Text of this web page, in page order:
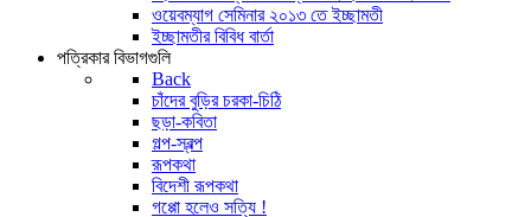
ওয়েবম্যাগ সেমিনার ২০১৩ তে ইচ্ছামতী
ইচ্ছামতীর বিবিধ বার্তা
পত্রিকার বিভাগগুলি
Back
চাঁদের বুড়ির চরকা-চিঠি
ছড়া-কবিতা
গল্প-স্বল্প
রূপকথা
বিদেশী রূপকথা
গপ্পো হলেও সত্যি !